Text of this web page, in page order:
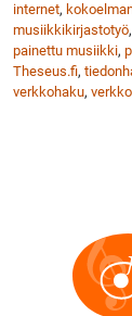
internet,
musiikkikirjastotyö,
painettu musiikki,
Theseus.fi,
verkkohaku,